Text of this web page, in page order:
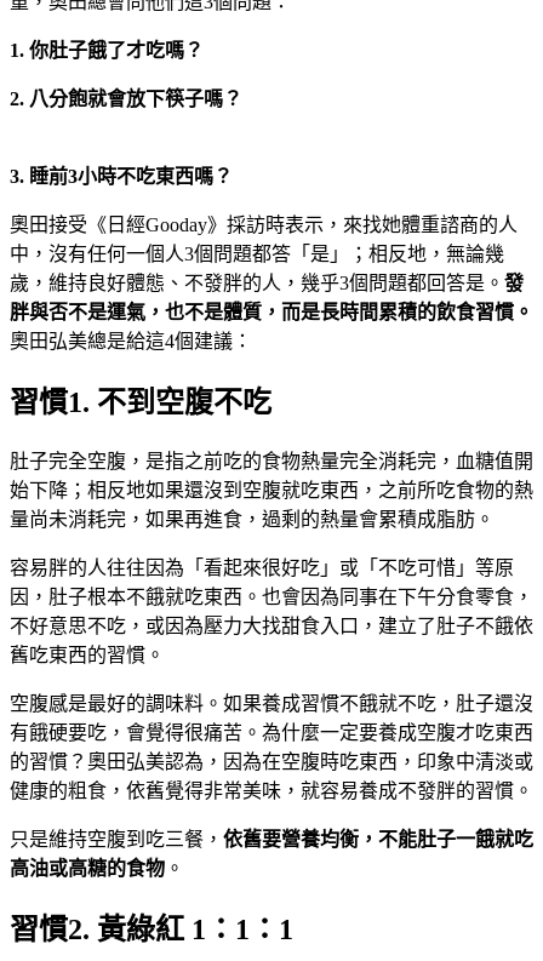
1. 你肚子餓了才吃嗎？
2. 八分飽就會放下筷子嗎？
3. 睡前3小時不吃東西嗎？
奧田接受《日經Gooday》採訪時表示，來找她體重諮商的人
中，沒有任何一個人3個問題都答「是」；相反地，無論幾
歲，維持良好體態、不發胖的人，幾乎3個問題都回答是。 發
胖與否不是運氣，也不是體質，而是長時間累積的飲食習慣。
奧田弘美總是給這4個建議：
習慣1. 不到空腹不吃
肚子完全空腹，是指之前吃的食物熱量完全消耗完，血糖值開
始下降；相反地如果還沒到空腹就吃東西，之前所吃食物的熱
量尚未消耗完，如果再進食，過剩的熱量會累積成脂肪。
容易胖的人往往因為「看起來很好吃」或「不吃可惜」等原
因，肚子根本不餓就吃東西。也會因為同事在下午分食零食，
不好意思不吃，或因為壓力大找甜食入口，建立了肚子不餓依
舊吃東西的習慣。
空腹感是最好的調味料。如果養成習慣不餓就不吃，肚子還沒
有餓硬要吃，會覺得很痛苦。為什麼一定要養成空腹才吃東西
的習慣？奧田弘美認為，因為在空腹時吃東西，印象中清淡或
健康的粗食，依舊覺得非常美味，就容易養成不發胖的習慣。
只是維持空腹到吃三餐， 依舊要營養均衡，不能肚子一餓就吃
高油或高糖的食物 。
習慣2. 黃綠紅 1：1：1